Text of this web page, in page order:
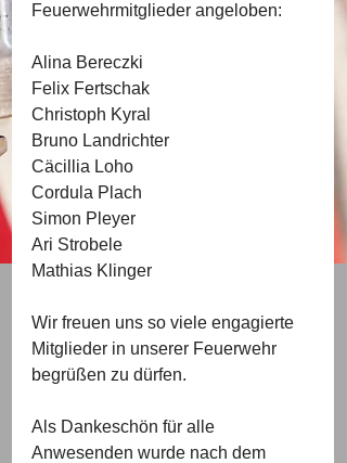
Feuerwehrmitglieder angeloben:
Alina Bereczki
Felix Fertschak
Christoph Kyral
Bruno Landrichter
Cäcillia Loho
Cordula Plach
Simon Pleyer
Ari Strobele
Mathias Klinger
Wir freuen uns so viele engagierte
Mitglieder in unserer Feuerwehr
begrüßen zu dürfen.
Als Dankeschön für alle
Anwesenden wurde nach dem